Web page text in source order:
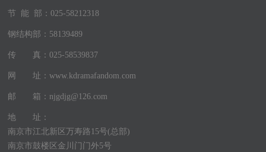
节 能 部：025-58212318
钢结构部：58139489
传 真：025-58539837
网 址：www.kdramafandom.com
邮 箱：njgdjg@126.com
地 址：
南京市江北新区万寿路15号(总部)
南京市鼓楼区金川门门外5号